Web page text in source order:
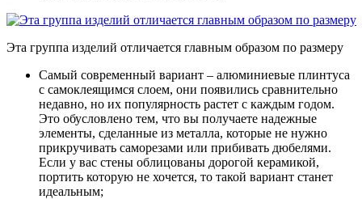
Эта группа изделий отличается главным образом по размеру
Самый современный вариант – алюминиевые плинтуса
с самоклеящимся слоем, они появились сравнительно
недавно, но их популярность растет с каждым годом.
Это обусловлено тем, что вы получаете надежные
элементы, сделанные из металла, которые не нужно
прикручивать саморезами или прибивать дюбелями.
Если у вас стены облицованы дорогой керамикой,
портить которую не хочется, то такой вариант станет
идеальным;